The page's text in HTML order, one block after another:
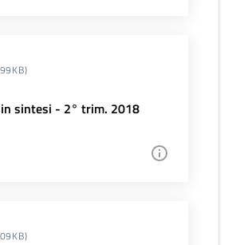
sintesi - 2° trim. 2018